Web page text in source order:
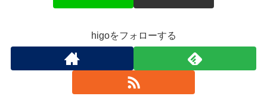
higoをフォローする